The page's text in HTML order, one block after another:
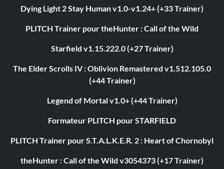
Dying Light 2 Stay Human v1.0-v1.24+ (+33 Trainer)
PLITCH Trainer pour theHunter : Call of the Wild
Starfield v1.15.222.0 (+27 Trainer)
The Elder Scrolls IV : Oblivion Remastered v1.512.105.0
(+44 Trainer)
Legend of Mortal v1.0+ (+44 Trainer)
Formateur PLITCH pour STARFIELD
PLITCH Trainer pour S.T.A.L.K.E.R. 2 : Heart of Chornobyl
theHunter : Call of the Wild v3054373 (+17 Trainer)